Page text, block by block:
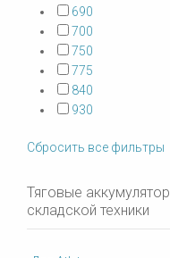
690
700
750
775
840
930
Сбросить все фильтры
Тяговые
складской техники